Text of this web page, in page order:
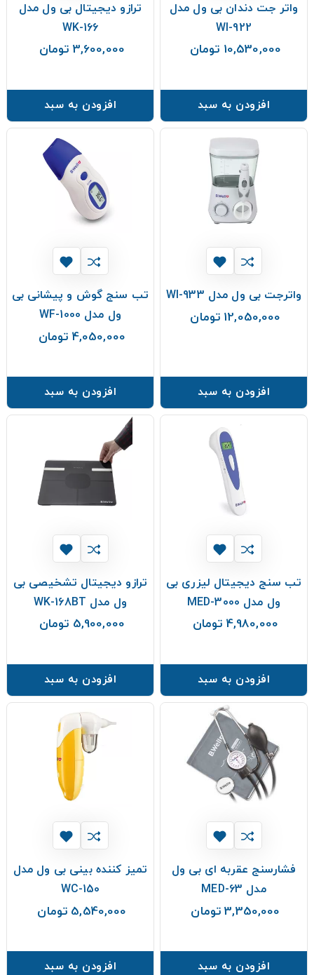
واتر جت دندان بی ول مدل
WI-922
10,530,000 تومان
افزودن به سبد
ترازو دیجیتال بی ول مدل
WK-166
3,600,000 تومان
افزودن به سبد
واترجت بی ول مدل WI-933
12,050,000 تومان
افزودن به سبد
تب سنج گوش و پیشانی بی
ول مدل WF-1000
4,050,000 تومان
افزودن به سبد
تب سنج دیجیتال لیزری بی
ول مدل MED-3000
4,980,000 تومان
افزودن به سبد
ترازو دیجیتال تشخیصی بی
ول مدل WK-168BT
5,900,000 تومان
افزودن به سبد
فشارسنج عقربه ای بی ول
مدل MED-63
3,350,000 تومان
افزودن به سبد
تمیز کننده بینی بی ول مدل
WC-150
5,540,000 تومان
افزودن به سبد